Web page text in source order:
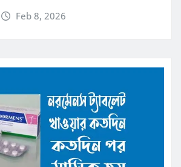
Feb 8, 2026